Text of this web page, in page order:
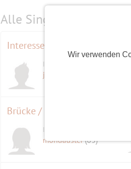
Wir verwenden
Alle Single-Events am
Interessenabfrage
Initiator
jackdaniels
Brücke / Natur Natur /
Initiatorin
mondauster(63)